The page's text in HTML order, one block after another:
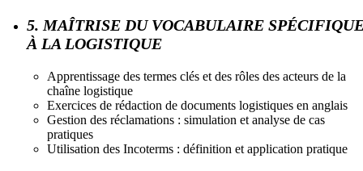
5. MAÎTRISE DU VOCABULAIRE
À LA LOGISTIQUE
Apprentissage des termes clés et des rôles des acteurs de la
chaîne logistique
Exercices de rédaction de documents logistiques en anglais
Gestion des réclamations : simulation et analyse de cas
pratiques
Utilisation des Incoterms : définition et application pratique